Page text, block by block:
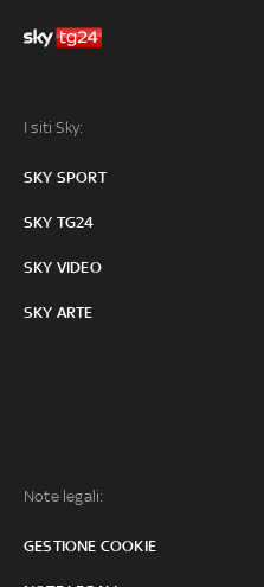
I siti Sky:
SKY SPORT
SKY TG24
SKY VIDEO
SKY ARTE
Note legali:
GESTIONE COOKIE